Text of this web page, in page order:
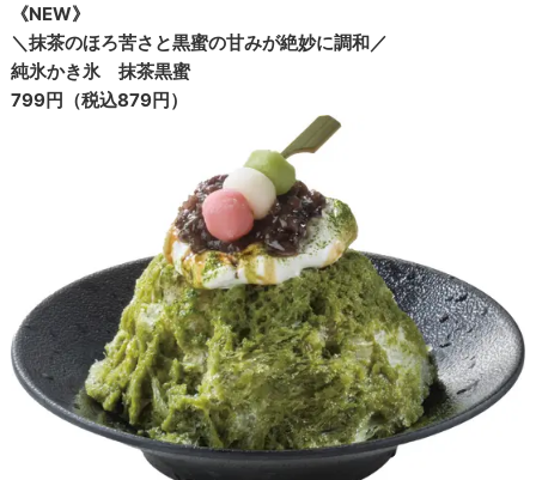
《NEW》
＼抹茶のほろ苦さと黒蜜の甘みが絶妙に調和／
純氷かき氷 抹茶黒蜜
799円（税込879円）